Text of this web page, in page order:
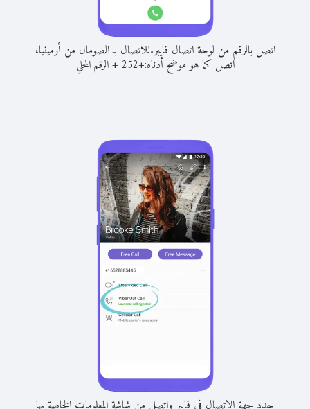
اتصل بالرقم من لوحة اتصال فايبر.للاتصال بـ الصومال من أرمينيا،
اتصل كما هو موضح أدناه:+
252
+الرقم المحلي